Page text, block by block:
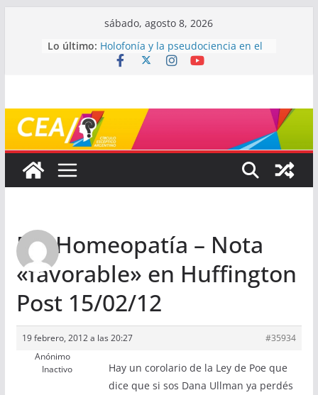
sábado, agosto 8, 2026
Lo último: Holofonía y la pseudociencia en el
audio
Mayéutica (o cómo debatir sin
terminar a los golpes)
Somos menos capaces de lo que
Re: Homeopatía – Nota
«favorable» en Huffington
Post 15/02/12
19 febrero, 2012 a las 20:27
#35934
Anónimo
Inactivo
Hay un corolario de la Ley de Poe que
dice que si sos Dana Ullman ya perdés